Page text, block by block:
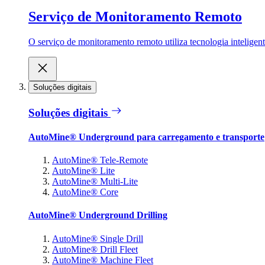
Serviço de Monitoramento Remoto
O serviço de monitoramento remoto utiliza tecnologia
Soluções digitais
Soluções digitais
AutoMine® Underground para carregamento e transporte
AutoMine® Tele-Remote
AutoMine® Lite
AutoMine® Multi-Lite
AutoMine® Core
AutoMine® Underground Drilling
AutoMine® Single Drill
AutoMine® Drill Fleet
AutoMine® Machine Fleet